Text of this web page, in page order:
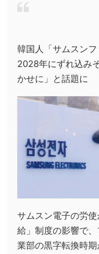
韓国人「サムスン
2028年にずれ込み
かせに」と話題に
サムスン電子の労
給」制度の影響で
業部の黒字転換時